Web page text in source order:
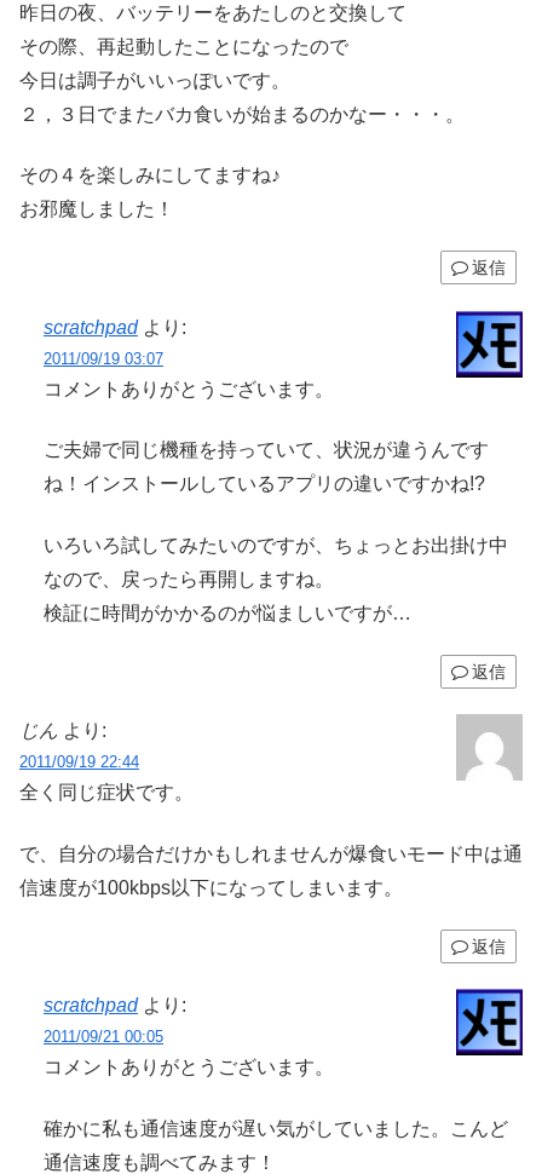
昨日の夜、バッテリーをあたしのと交換して
その際、再起動したことになったので
今日は調子がいいっぽいです。
２，３日でまたバカ食いが始まるのかなー・・・。
その４を楽しみにしてますね♪
お邪魔しました！
返信
scratchpad より:
2011/09/19 03:07
コメントありがとうございます。
ご夫婦で同じ機種を持っていて、状況が違うんです
ね！インストールしているアプリの違いですかね!?
いろいろ試してみたいのですが、ちょっとお出掛け中
なので、戻ったら再開しますね。
検証に時間がかかるのが悩ましいですが…
返信
じん より:
2011/09/19 22:44
全く同じ症状です。
で、自分の場合だけかもしれませんが爆食いモード中は通
信速度が100kbps以下になってしまいます。
返信
scratchpad より:
2011/09/21 00:05
コメントありがとうございます。
確かに私も通信速度が遅い気がしていました。こんど
通信速度も調べてみます！